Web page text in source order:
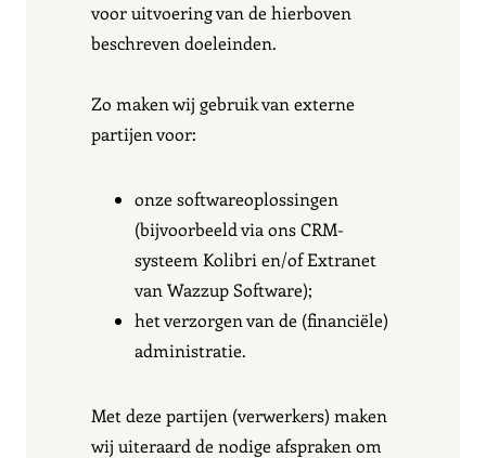
voor uitvoering van de hierboven
beschreven doeleinden.
Zo maken wij gebruik van externe
partijen voor:
onze softwareoplossingen
(bijvoorbeeld via ons CRM-
systeem Kolibri en/of Extranet
van Wazzup Software);
het verzorgen van de (financiële)
administratie.
Met deze partijen (verwerkers) maken
wij uiteraard de nodige afspraken om